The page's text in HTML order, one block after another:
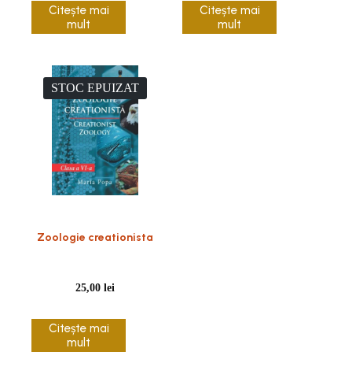
Citește mai
mult
Citește mai
mult
STOC EPUIZAT
Zoologie creationista
25,00lei
Citește mai
mult